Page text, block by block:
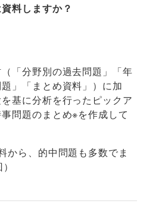
料しますか？
「分野別の過去問題」「年
」「まとめ資料」）に加
基に分析を行ったピックア
問題のまとめ※を作成して
から、的中問題も多数でま